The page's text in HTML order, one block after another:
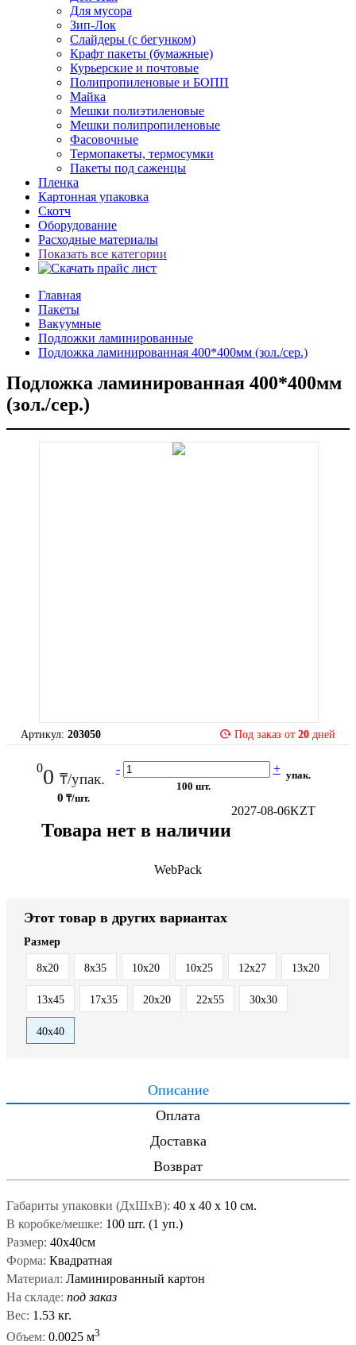
Для мусора
Зип-Лок
Слайдеры (с бегунком)
Крафт пакеты (бумажные)
Курьерские и почтовые
Полипропиленовые и БОПП
Майка
Мешки полиэтиленовые
Мешки полипропиленовые
Фасовочные
Термопакеты, термосумки
Пакеты под саженцы
Пленка
Картонная упаковка
Скотч
Оборудование
Расходные материалы
Показать все категории
Главная
Пакеты
Вакуумные
Подложки ламинированные
Подложка ламинированная 400*400мм (зол./сер.)
Подложка ламинированная 400*400мм
(зол./сер.)
Артикул: 203050 Под заказ от 20 дней
00 ₸/упак.
0 ₸/шт.
- +
100 шт.
упак.
Товара нет в наличии
2027-08-06KZT
WebPack
Этот товар в других вариантах
Размер
8х20 8х35 10х20 10х25 12х27 13х20
13х45 17х35 20х20 22х55 30х30
40х40
Описание
Оплата
Доставка
Возврат
Габариты упаковки (ДxШxВ): 40 x 40 x 10 см.
В коробке/мешке: 100 шт. (1 уп.)
Размер: 40х40см
Форма: Квадратная
Материал: Ламинированный картон
На складе: под заказ
Вес: 1.53 кг.
Объем: 0.0025 м3